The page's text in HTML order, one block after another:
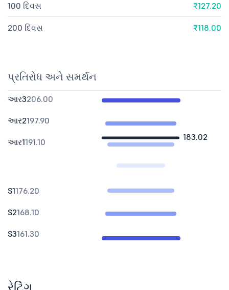
100 દિવસ ₹127.20
200 દિવસ ₹118.00
પ્રતિરોધ અને સમર્થન
183.02
આર3206.00
આર2197.90
આર1191.10
S1176.20
S2168.10
S3161.30